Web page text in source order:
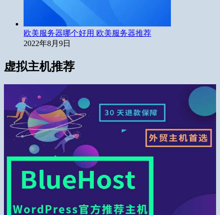
欧美服务器哪个好用 欧美服务器推荐
2022年8月9日
虚拟主机推荐